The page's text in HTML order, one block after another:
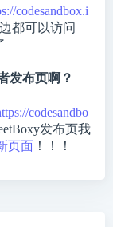
codesandbox.i
都可以访问
发布页啊？
codesandbo
发布页我
页面 ！！！